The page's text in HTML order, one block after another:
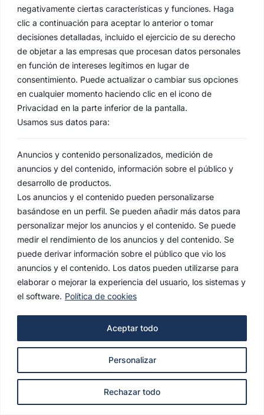
negativamente ciertas características y funciones. Haga
clic a continuación para aceptar lo anterior o tomar
decisiones detalladas, incluido el ejercicio de su derecho
de objetar a las empresas que procesan datos personales
en función de intereses legítimos en lugar de
consentimiento. Puede actualizar o cambiar sus opciones
en cualquier momento haciendo clic en el icono de
Privacidad en la parte inferior de la pantalla.
Usamos sus datos para:
Anuncios y contenido personalizados, medición de
anuncios y del contenido, información sobre el público y
desarrollo de productos.
Los anuncios y el contenido pueden personalizarse
basándose en un perfil. Se pueden añadir más datos para
personalizar mejor los anuncios y el contenido. Se puede
medir el rendimiento de los anuncios y del contenido. Se
puede derivar información sobre el público que vio los
anuncios y el contenido. Los datos pueden utilizarse para
elaborar o mejorar la experiencia del usuario, los sistemas y
el software. Política de cookies
Personalizar
Rechazar todo
Aceptar todo
AVISO LEGAL
POLÍTICA DE PRIVACIDAD
POLÍTICA DE COOKIES
© 2022 Hermandad de la Estrella. Todos los derechos